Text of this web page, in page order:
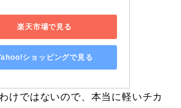
楽天市場で見る
ショッピングで見る
けではないので、本当に軽いチカ